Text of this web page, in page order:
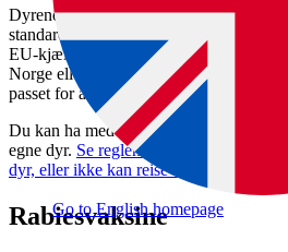
Go to English homepage
Dyrene skal være ID-merket med
standard 11784 og benytte HDX- eller
EU-kjæledyrpass. Passet skal være
Norge eller et annet EU/EØS-land. Du
passet for at det skal være gyldig.
Du kan ha med deg inntil fem dyr, og
egne dyr. Se reglene som gjelder hvis
dyr, eller ikke kan reise sammen med
Rabiesvaksine